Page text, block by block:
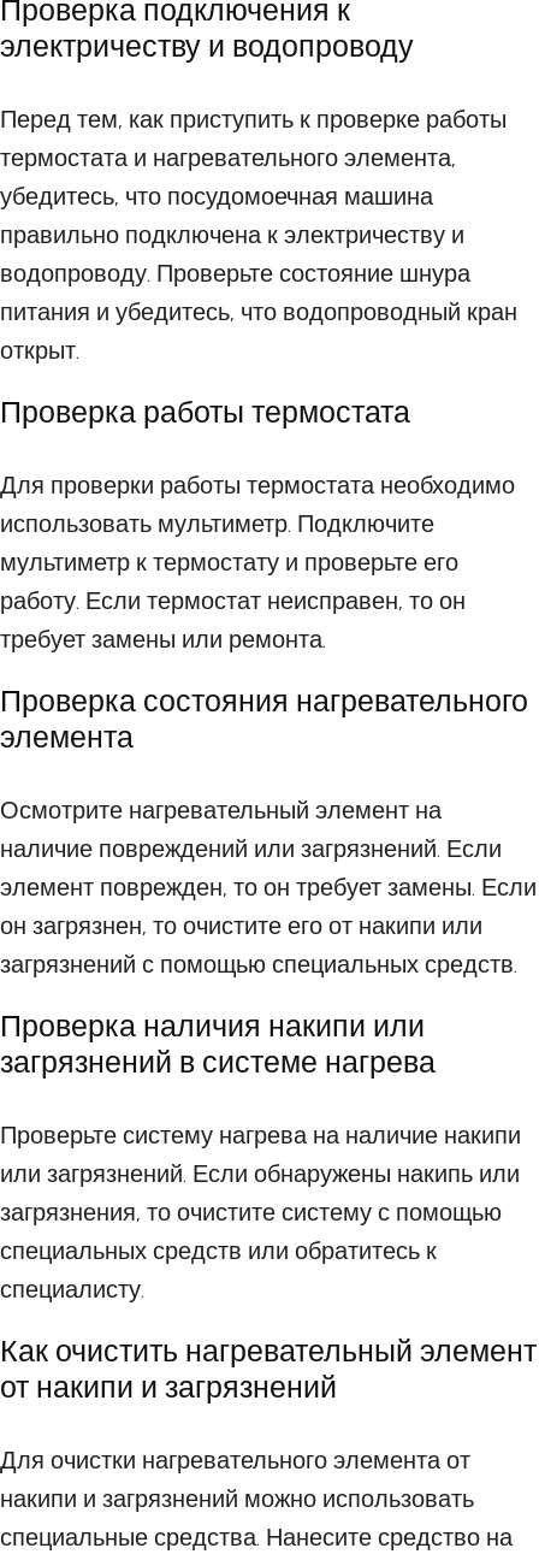
Проверка подключения к
электричеству и водопроводу
Перед тем, как приступить к проверке работы
термостата и нагревательного элемента,
убедитесь, что посудомоечная машина
правильно подключена к электричеству и
водопроводу. Проверьте состояние шнура
питания и убедитесь, что водопроводный кран
открыт.
Проверка работы термостата
Для проверки работы термостата необходимо
использовать мультиметр. Подключите
мультиметр к термостату и проверьте его
работу. Если термостат неисправен, то он
требует замены или ремонта.
Проверка состояния нагревательного
элемента
Осмотрите нагревательный элемент на
наличие повреждений или загрязнений. Если
элемент поврежден, то он требует замены. Если
он загрязнен, то очистите его от накипи или
загрязнений с помощью специальных средств.
Проверка наличия накипи или
загрязнений в системе нагрева
Проверьте систему нагрева на наличие накипи
или загрязнений. Если обнаружены накипь или
загрязнения, то очистите систему с помощью
специальных средств или обратитесь к
специалисту.
Как очистить нагревательный элемент
от накипи и загрязнений
Для очистки нагревательного элемента от
накипи и загрязнений можно использовать
специальные средства. Нанесите средство на